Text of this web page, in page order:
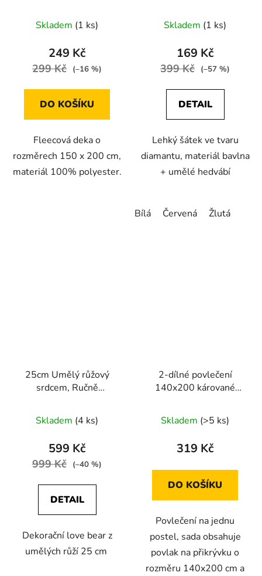
Skladem (1 ks)
249 Kč
299 Kč (–16 %)
DO KOŠÍKU
Fleecová deka o
rozměrech 150 x 200 cm,
materiál 100% polyester.
Skladem (1 ks)
169 Kč
399 Kč (–57 %)
DETAIL
Lehký šátek ve tvaru
diamantu, materiál bavlna
+ umělé hedvábí
Bílá Červená Žlutá
25cm Umělý růžový
srdcem, Ručně
Love Bear
Skladem (4 ks)
599 Kč
999 Kč (–40 %)
DETAIL
Dekorační love bear z
umělých růží 25 cm
2-dílné povlečení
140x200 kárované
Skladem (>5 ks)
319 Kč
DO KOŠÍKU
Povlečení na jednu
postel, sada obsahuje
povlak na přikrývku o
rozměru 140x200 cm a